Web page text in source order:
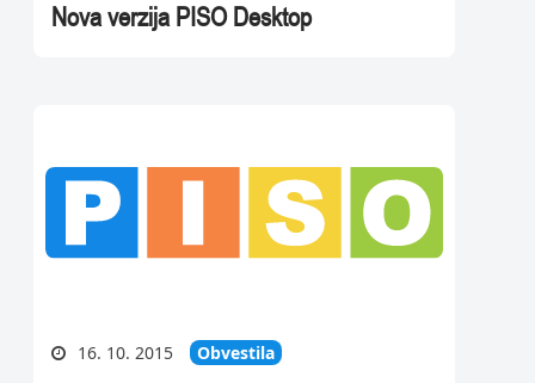
Nova verzija PISO Desktop
16. 10. 2015 Obvestila